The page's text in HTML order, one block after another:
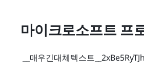
마이크로소프트 프
__매우긴대체텍스트